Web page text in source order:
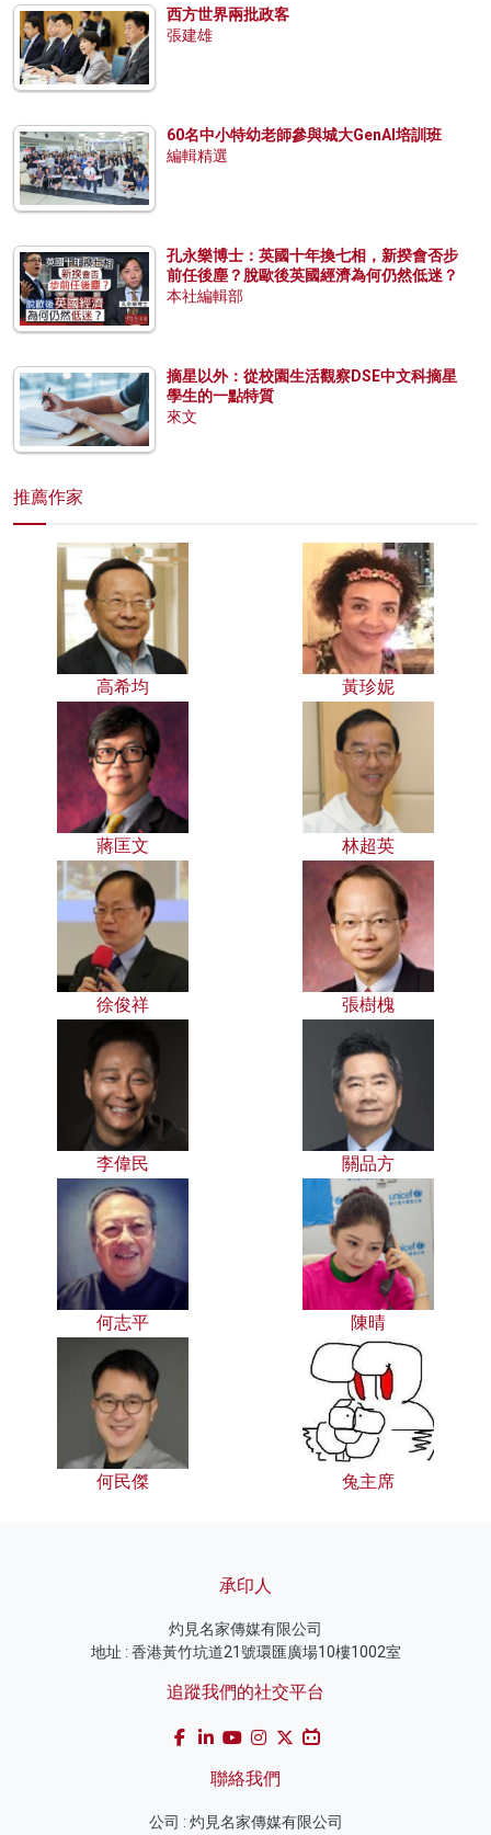
西方世界兩批政客
張建雄
60名中小特幼老師參與城大GenAI培訓班
編輯精選
孔永樂博士：英國十年換七相，新揆會否步
前任後塵？脫歐後英國經濟為何仍然低迷？
本社編輯部
摘星以外：從校園生活觀察DSE中文科摘星
學生的一點特質
來文
推薦作家
高希均 黃珍妮
蔣匡文 林超英
徐俊祥 張樹槐
李偉民 關品方
何志平 陳晴
何民傑 兔主席
承印人
灼見名家傳媒有限公司
地址 : 香港黃竹坑道21號環匯廣場10樓1002室
追蹤我們的社交平台
聯絡我們
公司 : 灼見名家傳媒有限公司